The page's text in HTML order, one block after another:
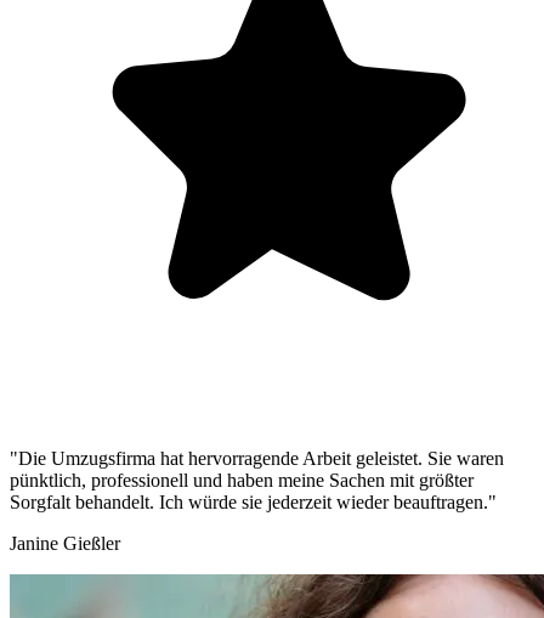
"Die Umzugsfirma hat hervorragende Arbeit geleistet. Sie waren
pünktlich, professionell und haben meine Sachen mit größter
Sorgfalt behandelt. Ich würde sie jederzeit wieder beauftragen."
Janine Gießler